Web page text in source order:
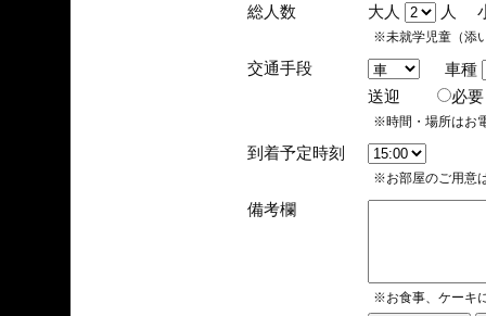
総人数
大人 人
※未就学児童（添
交通手段
車種
送迎
※時間・場所はお
到着予定時刻
※お部屋のご用意
備考欄
※お食事、ケーキ